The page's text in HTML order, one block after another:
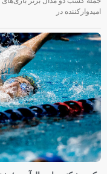
جمله کسب دو مدال برنز
امیدوارکننده در